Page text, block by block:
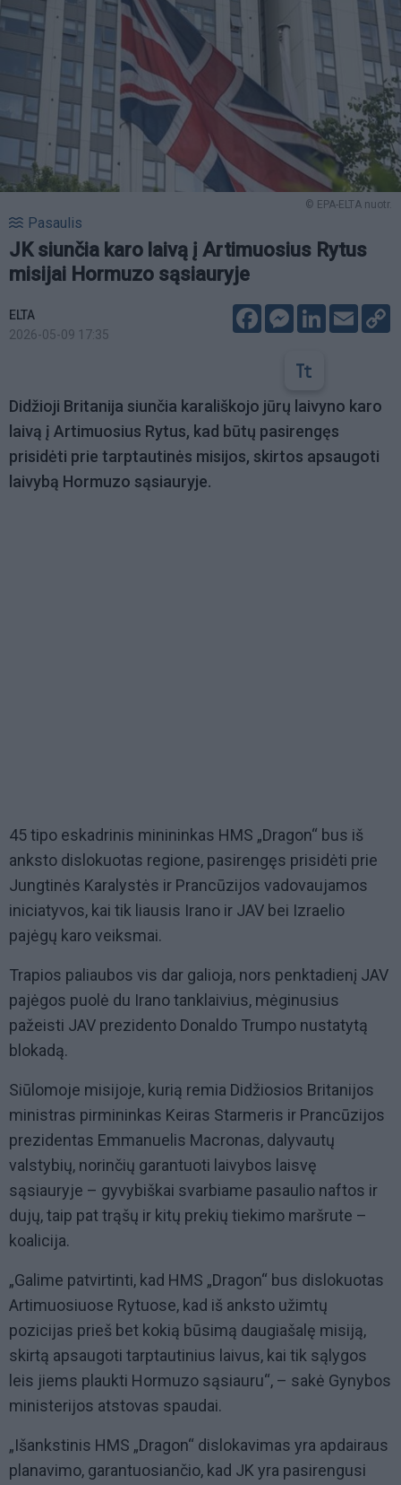
© EPA-ELTA nuotr.
Pasaulis
JK siunčia karo laivą į Artimuosius Rytus
misijai Hormuzo sąsiauryje
ELTA
2026-05-09 17:35
FacebookMessenger
LinkedIn
Email
Didžioji Britanija siunčia karališkojo jūrų laivyno karo
laivą į Artimuosius Rytus, kad būtų pasirengęs
prisidėti prie tarptautinės misijos, skirtos apsaugoti
laivybą Hormuzo sąsiauryje.
45 tipo eskadrinis minininkas HMS „Dragon“ bus iš
anksto dislokuotas regione, pasirengęs prisidėti prie
Jungtinės Karalystės ir Prancūzijos vadovaujamos
iniciatyvos, kai tik liausis Irano ir JAV bei Izraelio
pajėgų karo veiksmai.
Trapios paliaubos vis dar galioja, nors penktadienį JAV
pajėgos puolė du Irano tanklaivius, mėginusius
pažeisti JAV prezidento Donaldo Trumpo nustatytą
blokadą.
Siūlomoje misijoje, kurią remia Didžiosios Britanijos
ministras pirmininkas Keiras Starmeris ir Prancūzijos
prezidentas Emmanuelis Macronas, dalyvautų
valstybių, norinčių garantuoti laivybos laisvę
sąsiauryje – gyvybiškai svarbiame pasaulio naftos ir
dujų, taip pat trąšų ir kitų prekių tiekimo maršrute –
koalicija.
„Galime patvirtinti, kad HMS „Dragon“ bus dislokuotas
Artimuosiuose Rytuose, kad iš anksto užimtų
pozicijas prieš bet kokią būsimą daugiašalę misiją,
skirtą apsaugoti tarptautinius laivus, kai tik sąlygos
leis jiems plaukti Hormuzo sąsiauru“, – sakė Gynybos
ministerijos atstovas spaudai.
„Išankstinis HMS „Dragon“ dislokavimas yra apdairaus
planavimo, garantuosiančio, kad JK yra pasirengusi